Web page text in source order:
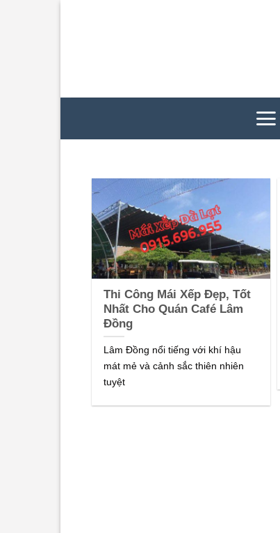
Thi Công Mái Xếp Đẹp, Tốt
Nhất Cho Quán Café Lâm
Đồng
Lâm Đồng nổi tiếng với khí hậu
mát mẻ và cảnh sắc thiên nhiên
tuyệt